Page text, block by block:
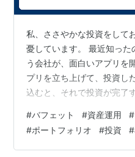
私、ささやかな投資をして
憂しています。 最近知っ
う会社が、面白いアプリを
プリを立ち上げて、投資し
込むと、それで投資が完了
ン・バフェットの運用状況
ご存じの方が多いと思いま
ト氏は優良企業の中から投
#バフェット #資産運用 #
#ポートフォリオ #投資 #